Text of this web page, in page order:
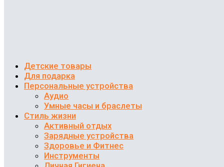
Детские товары
Для подарка
Персональные устройства
Аудио
Умные часы и браслеты
Стиль жизни
Активный отдых
Зарядные устройства
Здоровье и Фитнес
Инструменты